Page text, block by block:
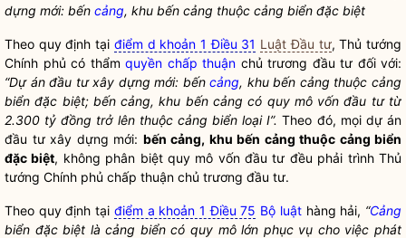
dựng mới: bến cảng, khu bến cảng thuộc cảng biển đặc biệt
Theo quy định tại điểm d khoản 1 Điều 31 Luật Đầu tư, Thủ tướng
Chính phủ có thẩm quyền chấp thuận chủ trương đầu tư đối với:
“Dự án đầu tư xây dựng mới: bếncảng, khu bến cảng thuộccảng
biển đặc biệt; bếncảng, khu bếncảng có quy mô vốn đầu tư từ
2.300 tỷ đồng trở lên thuộc cảng biển loại I”. Theo đó, mọi dự án
đầu tư xây dựng mới: bến cảng, khu bến cảng thuộc cảng biển
đặc biệt, không phân biệt quy mô vốn đầu tư đều phải trình Thủ
tướng Chính phủ chấp thuận chủ trương đầu tư.
Theo quy định tại điểm a khoản 1 Điều 75 Bộ luậthàng hải, “Cảng
biển đặc biệt làcảng biển có quy mô lớn phục vụ cho việc phát